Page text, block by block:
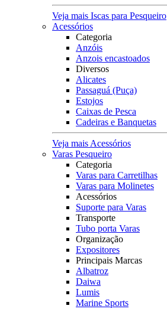
Veja mais Iscas para Pesqueiro
Acessórios
Categoria
Anzóis
Anzois encastoados
Diversos
Alicates
Passaguá (Puça)
Estojos
Caixas de Pesca
Cadeiras e Banquetas
Veja mais Acessórios
Varas Pesqueiro
Categoria
Varas para Carretilhas
Varas para Molinetes
Acessórios
Suporte para Varas
Transporte
Tubo porta Varas
Organização
Expositores
Principais Marcas
Albatroz
Daiwa
Lumis
Marine Sports